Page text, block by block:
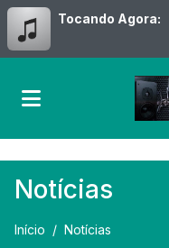
Tocando Agora:
Notícias
Início Notícias